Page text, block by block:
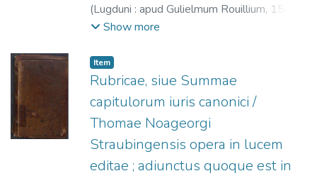
(Lugduni : apud Gulielmum Rouillium, 1569
Tomás de Aquino, Santo, 1225?-1274.
Show more
Item
Rubricae, siue Summae
capitulorum iuris canonici /
Thomae Noageorgi
Straubingensis opera in lucem
editae ; adiunctus quoque est in